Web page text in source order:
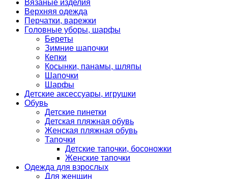
Вязаные изделия
Верхняя одежда
Перчатки, варежки
Головные уборы, шарфы
Береты
Зимние шапочки
Кепки
Косынки, панамы, шляпы
Шапочки
Шарфы
Детские аксессуары, игрушки
Обувь
Детские пинетки
Детская пляжная обувь
Женская пляжная обувь
Тапочки
Детские тапочки, босоножки
Женские тапочки
Одежда для взрослых
Для женщин